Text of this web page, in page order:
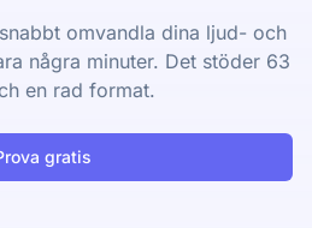
omvandla dina ljud- och
några minuter. Det stöder 63
en rad format.
gratis